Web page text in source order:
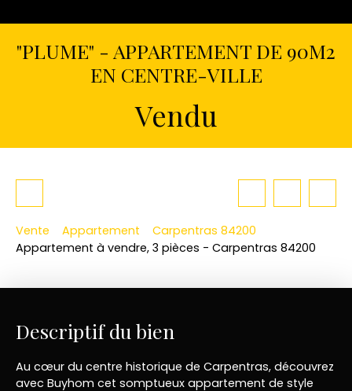
"PLUME" - APPARTEMENT DE 90M2
EN CENTRE-VILLE
Vendu
Vente Appartement
Carpentras 84200
Appartement à vendre, 3 pièces - Carpentras 84200
Descriptif du bien
Au cœur du centre historique de Carpentras, découvrez
avec Buyhom cet somptueux appartement de style